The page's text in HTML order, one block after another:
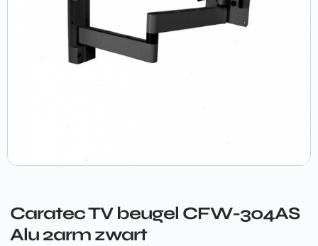
Caratec TV beugel CFW-304AS
Alu 2arm zwart